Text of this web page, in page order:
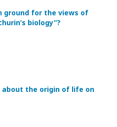
ground for the views of
biology”?
about the origin of life on